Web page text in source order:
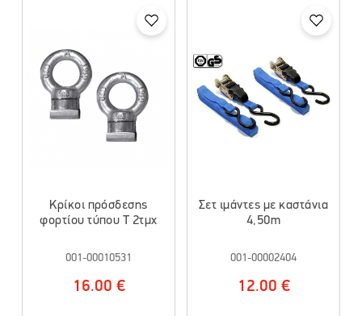
Κρίκοι πρόσδεσης
φορτίου τύπου Τ 2τμχ
001-00010531
16.00 €
Σετ ιμάντες με καστάνια
4,50m
001-00002404
12.00 €